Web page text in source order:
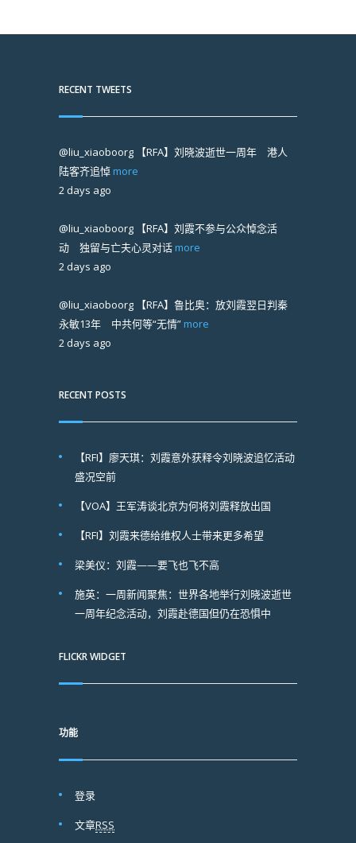
RECENT TWEETS
@liu_xiaoboorg 【RFA】刘晓波逝世一周年 港人
陆客齐追悼 more
2 days ago
@liu_xiaoboorg 【RFA】刘霞不参与公众悼念活
动 独留与亡夫心灵对话 more
2 days ago
@liu_xiaoboorg 【RFA】鲁比奥：放刘霞翌日判秦
永敏13年 中共何等“无情” more
2 days ago
RECENT POSTS
【RFI】廖天琪：刘霞意外获释令刘晓波追忆活动
盛况空前
【VOA】王军涛谈北京为何将刘霞释放出国
【RFI】刘霞来德给维权人士带来更多希望
梁美仪：刘霞——要飞也飞不高
施英：一周新闻聚焦：世界各地举行刘晓波逝世
一周年纪念活动，刘霞赴德国但仍在恐惧中
FLICKR WIDGET
功能
登录
文章RSS